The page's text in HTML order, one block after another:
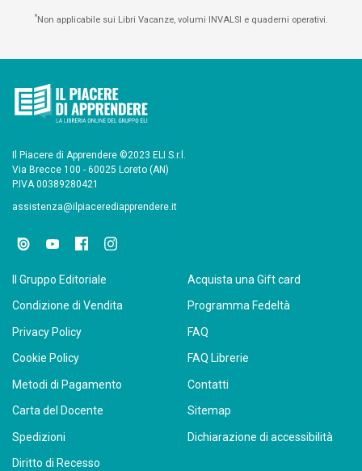
*Non applicabile sui Libri Vacanze, volumi INVALSI e quaderni operativi.
Il Piacere di Apprendere ©2023 ELI S.r.l.
Via Brecce 100 - 60025 Loreto (AN)
P.IVA 00389280421
assistenza@ilpiacerediapprendere.it
Il Gruppo Editoriale
Condizione di Vendita
Privacy Policy
Cookie Policy
Metodi di Pagamento
Carta del Docente
Spedizioni
Diritto di Recesso
Acquista una Gift card
Programma Fedeltà
FAQ
FAQ Librerie
Contatti
Sitemap
Dichiarazione di accessibilità